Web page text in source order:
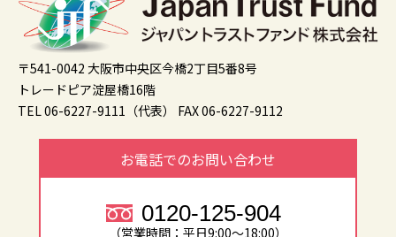
〒541-0042 大阪市中央区今橋2丁目5番8号
トレードピア淀屋橋16階
TEL 06-6227-9111（代表）
FAX 06-6227-9112
お電話でのお問い合わせ
0120-125-904
（営業時間：平日9:00～18:00）